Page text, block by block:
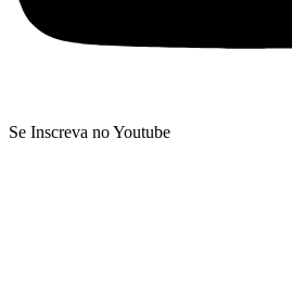
Se Inscreva no Youtube